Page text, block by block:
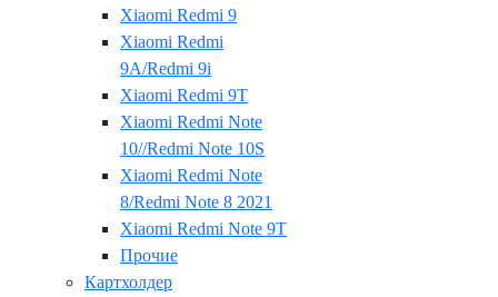
Xiaomi Redmi 9
Xiaomi Redmi
9A/Redmi 9i
Xiaomi Redmi 9T
Xiaomi Redmi Note
10//Redmi Note 10S
Xiaomi Redmi Note
8/Redmi Note 8 2021
Xiaomi Redmi Note 9T
Прочие
Картхолдер